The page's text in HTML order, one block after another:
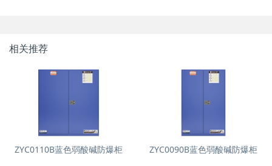
相关推荐
ZYC0110B蓝色弱酸碱防爆柜 ZYC0090B蓝色弱酸碱防爆柜